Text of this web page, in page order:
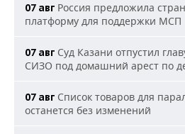
07 авг Россия предложила
платформу для поддержки МСП
07 авг Суд Казани отпустил
СИЗО под домашний арест по
07 авг Список товаров для
останется без изменений